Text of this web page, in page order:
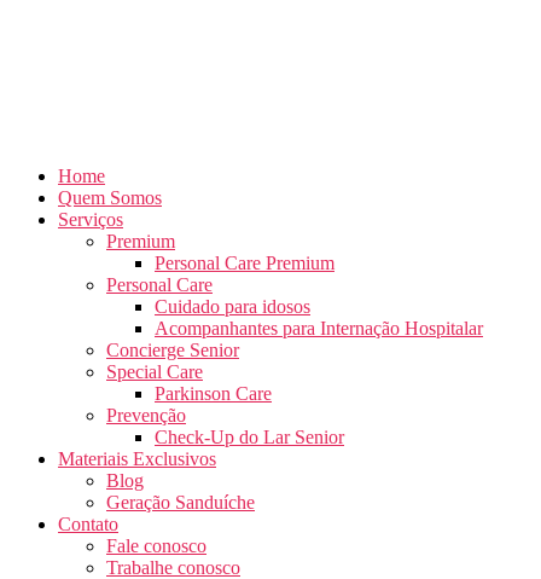
Home
Quem Somos
Serviços
Premium
Personal Care Premium
Personal Care
Cuidado para idosos
Acompanhantes para Internação Hospitalar
Concierge Senior
Special Care
Parkinson Care
Prevenção
Check-Up do Lar Senior
Materiais Exclusivos
Blog
Geração Sanduíche
Contato
Fale conosco
Trabalhe conosco